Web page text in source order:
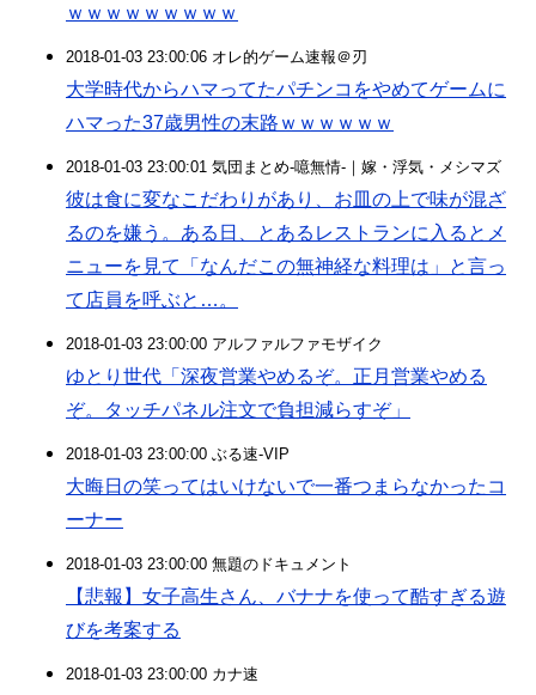
ｗｗｗｗｗｗｗｗｗ
2018-01-03 23:00:06 オレ的ゲーム速報＠刃
大学時代からハマってたパチンコをやめてゲームに
ハマった37歳男性の末路ｗｗｗｗｗｗ
2018-01-03 23:00:01 気団まとめ-噫無情-｜嫁・浮気・メシマズ
彼は食に変なこだわりがあり、お皿の上で味が混ざ
るのを嫌う。ある日、とあるレストランに入るとメ
ニューを見て「なんだこの無神経な料理は」と言っ
て店員を呼ぶと…。
2018-01-03 23:00:00 アルファルファモザイク
ゆとり世代「深夜営業やめるぞ。正月営業やめる
ぞ。タッチパネル注文で負担減らすぞ」
2018-01-03 23:00:00 ぶる速-VIP
大晦日の笑ってはいけないで一番つまらなかったコ
ーナー
2018-01-03 23:00:00 無題のドキュメント
【悲報】女子高生さん、バナナを使って酷すぎる遊
びを考案する
2018-01-03 23:00:00 カナ速